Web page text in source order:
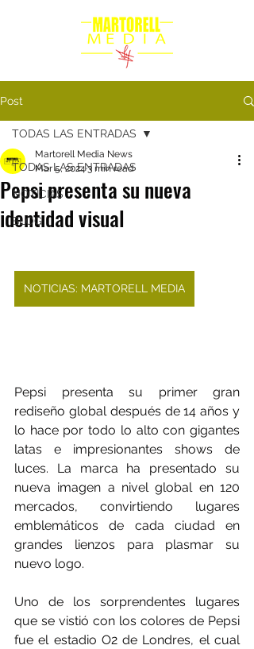
Post
TODAS LAS ENTRADAS
NOTICIAS
BLOG
TODAS LAS ENTRADAS
Pepsi presenta su nueva
identidad visual
Martorell Media News
Mar 5, 20243 min read
NOTICIAS: MARTORELL MEDIA
Pepsi presenta su primer gran
rediseño global después de 14 años y
lo hace por todo lo alto con gigantes
latas e impresionantes shows de
luces. La marca ha presentado su
nueva imagen a nivel global en 120
mercados, convirtiendo lugares
emblemáticos de cada ciudad en
grandes lienzos para plasmar su
nuevo logo.
Uno de los sorprendentes lugares
que se vistió con los colores de Pepsi
fue el estadio O2 de Londres, el cual